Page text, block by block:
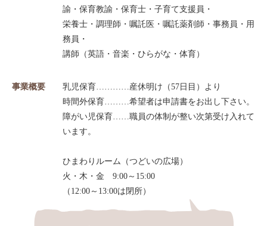
諭・保育教諭・保育士・子育て支援員・
栄養士・調理師・嘱託医・嘱託薬剤師・事務員・用
務員・
講師（英語・音楽・ひらがな・体育）
事業概要
乳児保育…………産休明け（57日目）より
時間外保育………希望者は申請書をお出し下さい。
障がい児保育……職員の体制が整い次第受け入れて
います。
ひまわりルーム（つどいの広場）
火・木・金 9:00～15:00
（12:00～13:00は閉所）